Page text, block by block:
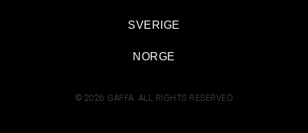
© 2026 GAFFA. ALL RIGHTS RESERVED
SVERIGE
NORGE